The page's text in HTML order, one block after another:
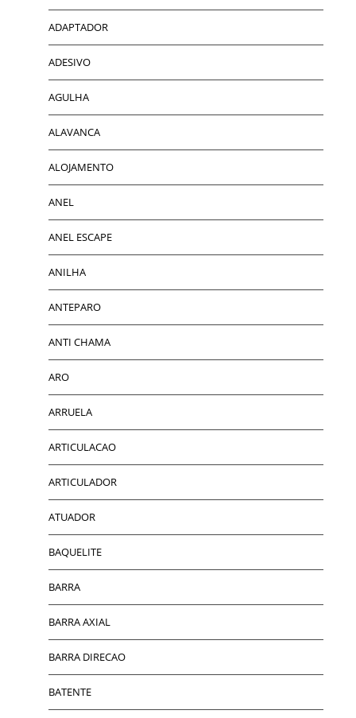
ADAPTADOR
ADESIVO
AGULHA
ALAVANCA
ALOJAMENTO
ANEL
ANEL ESCAPE
ANILHA
ANTEPARO
ANTI CHAMA
ARO
ARRUELA
ARTICULACAO
ARTICULADOR
ATUADOR
BAQUELITE
BARRA
BARRA AXIAL
BARRA DIRECAO
BATENTE